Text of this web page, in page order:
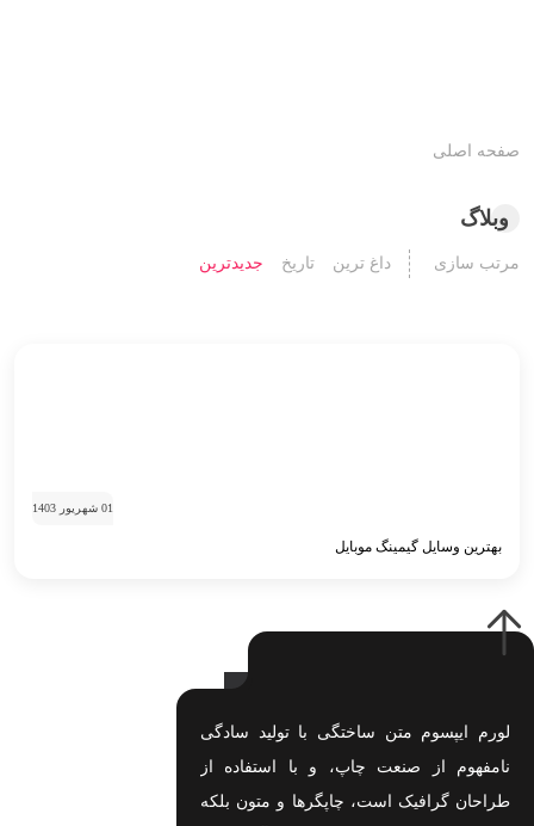
صفحه اصلی
وبلاگ
مرتب سازی داغ ترین تاریخ جدیدترین
01 شهریور 1403
بهترین وسایل گیمینگ موبایل
لورم ایپسوم متن ساختگی با تولید سادگی
نامفهوم از صنعت چاپ، و با استفاده از
طراحان گرافیک است، چاپگرها و متون بلکه